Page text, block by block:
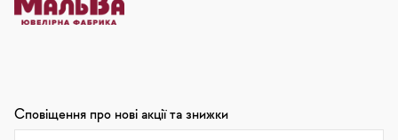
Сповіщення про нові акції та знижки